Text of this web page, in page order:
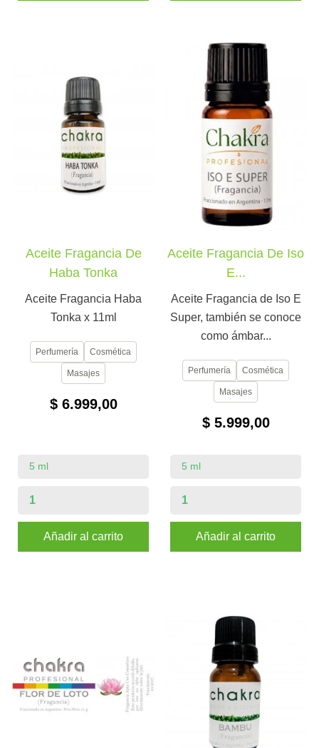
Aceite Fragancia De
Haba Tonka
Aceite Fragancia Haba
Tonka x 11ml
Perfumería Cosmética
Masajes
$ 6.999,00
Añadir al carrito
Aceite Fragancia De Iso
E...
Aceite Fragancia de Iso E
Super, también se conoce
como ámbar...
Perfumería Cosmética
Masajes
$ 5.999,00
Añadir al carrito